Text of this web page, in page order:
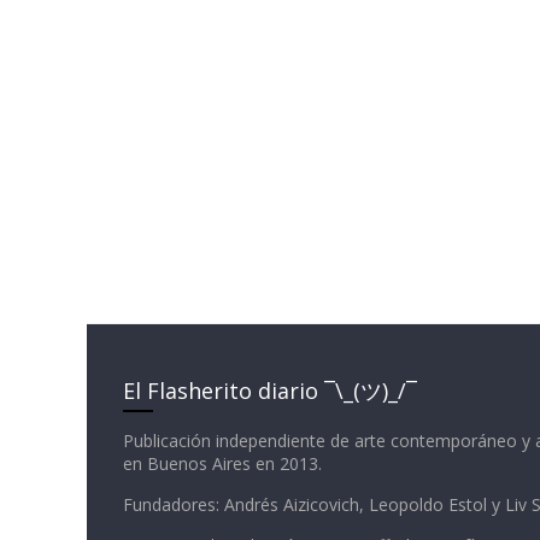
El Flasherito diario ¯\_(ツ)_/¯
Publicación independiente de arte contemporáneo y
en Buenos Aires en 2013.
Fundadores: Andrés Aizicovich, Leopoldo Estol y Liv